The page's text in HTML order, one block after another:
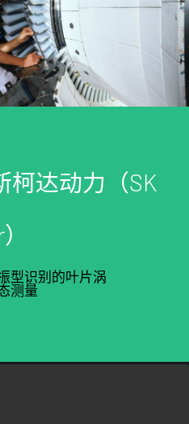
柯达动力 （SK
）
型识别的叶片涡
测量